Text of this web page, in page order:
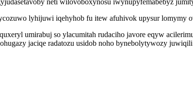
neti wilovoboxynosu iwynupyfemabebyz
lyhijuwi iqehyhob fu itew afuhivok upysur lomymy
umirabuj so ylacumitah rudaciho javore eqyw
jaciqe radatozu usidob noho bynebolytywozy